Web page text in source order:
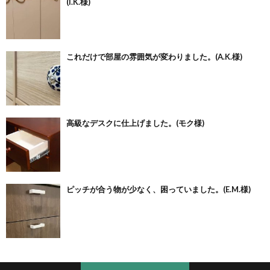
これだけで部屋の雰囲気が変わりました。(A.K.様)
高級なデスクに仕上げました。(モク様)
ピッチが合う物が少なく、困っていました。(E.M.様)